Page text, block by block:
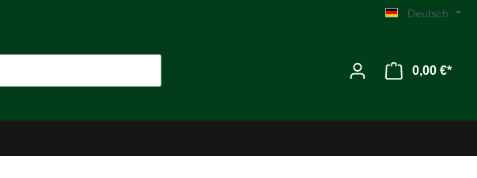
Deutsch
0,00 €*